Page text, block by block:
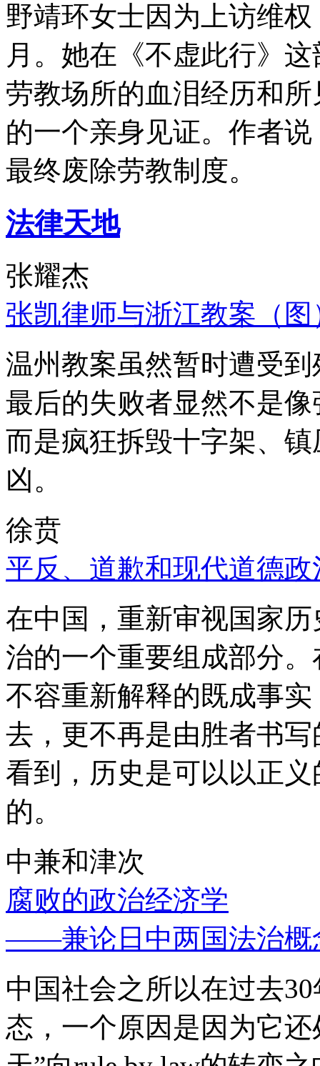
野靖环女士因为上访维
月。她在《不虚此行》
劳教场所的血泪经历和
的一个亲身见证。作者
最终废除劳教制度。
法律天地
张耀杰
张凯律师与浙江教案（图
温州教案虽然暂时遭受
最后的失败者显然不是
而是疯狂拆毁十字架、
凶。
徐贲
平反、道歉和现代道德政
在中国，重新审视国家
治的一个重要组成部分
不容重新解释的既成事
去，更不再是由胜者书
看到，历史是可以以正
的。
中兼和津次
腐败的政治经济学
——兼论日中两国法治概
中国社会之所以在过去
态，一个原因是因为它